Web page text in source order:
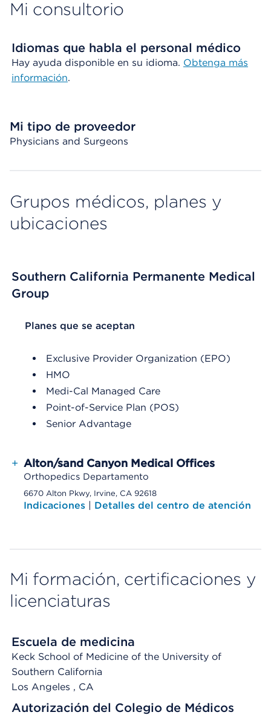
Mi consultorio
Idiomas que habla el personal médico
Hay ayuda disponible en su idioma. Obtenga más
información.
Mi tipo de proveedor
Physicians and Surgeons
Grupos médicos, planes y
ubicaciones
Southern California Permanente Medical
Group
List Header Planes que se aceptan
Planes que se aceptan
Exclusive Provider Organization (EPO)
HMO
Medi-Cal Managed Care
Point-of-Service Plan (POS)
Senior Advantage
+ Alton/sand Canyon Medical Offices
Orthopedics Departamento
6670 Alton Pkwy, Irvine, CA 92618
Indicaciones | Detalles del centro de atención
Mi formación, certificaciones y
licenciaturas
Escuela de medicina
Keck School of Medicine of the University of
Southern California
Los Angeles , CA
Autorización del Colegio de Médicos